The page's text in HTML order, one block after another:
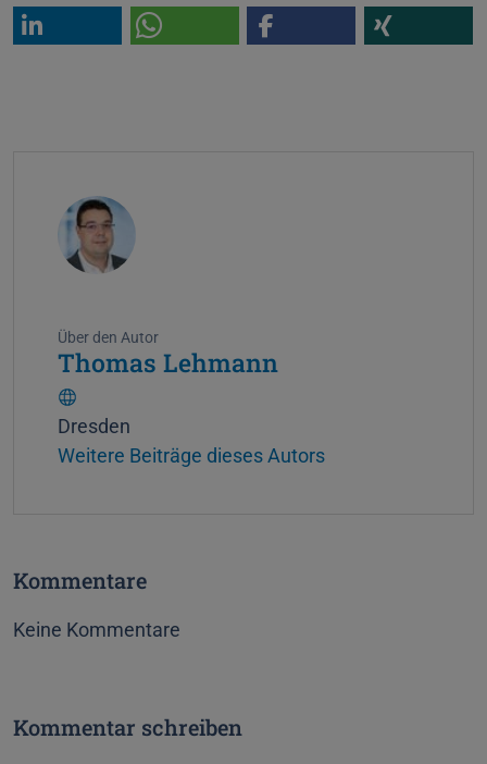
Über den Autor
Thomas Lehmann
W
e
b
e
Dresden
Weitere Beiträge dieses Autors
Kommentare
Keine Kommentare
Kommentar schreiben